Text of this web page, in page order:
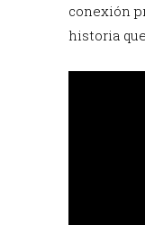
conexión
historia